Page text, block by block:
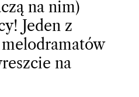
na nim)
Jeden z
na